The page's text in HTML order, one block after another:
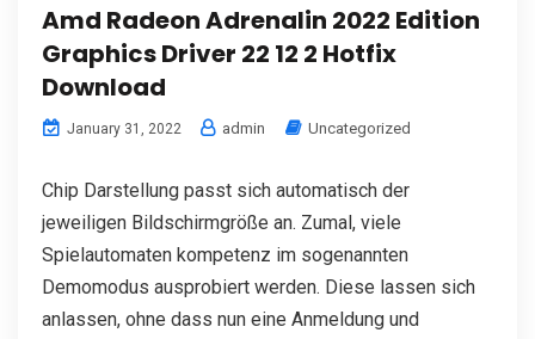
Amd Radeon Adrenalin 2022 Edition
Graphics Driver 22 12 2 Hotfix
Download
January 31, 2022 admin Uncategorized
Chip Darstellung passt sich automatisch der
jeweiligen Bildschirmgröße an. Zumal, viele
Spielautomaten kompetenz im sogenannten
Demomodus ausprobiert werden. Diese lassen sich
anlassen, ohne dass nun eine Anmeldung und